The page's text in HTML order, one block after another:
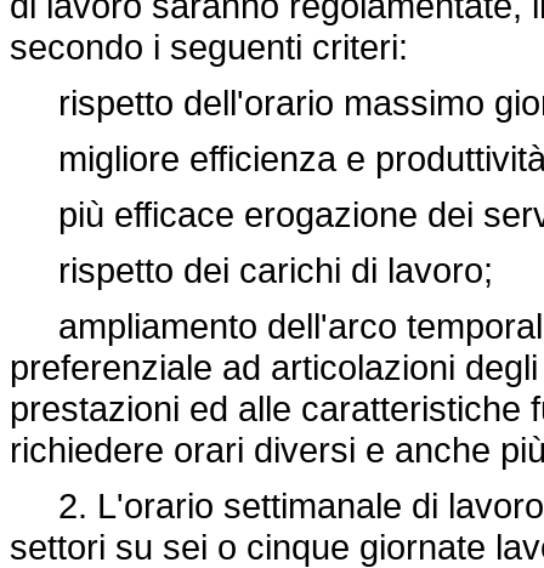
secondo i seguenti criteri:
rispetto dell'orario massimo
migliore efficienza e
più efficace erogazione dei
rispetto dei carichi di lavoro;
ampliamento dell'arco
preferenziale ad articolazioni
prestazioni ed alle caratteristiche
richiedere orari diversi e anche
2. L'orario settimanale di
settori su sei o cinque giornate